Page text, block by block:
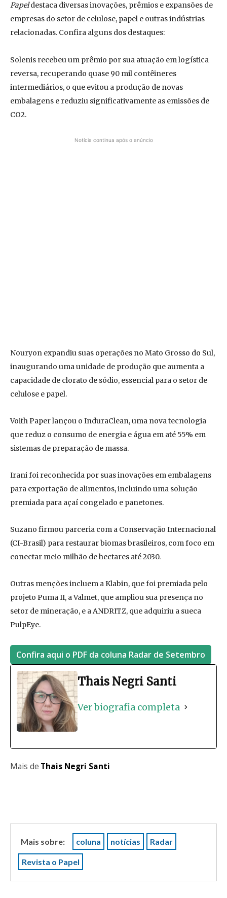
Papeldestaca diversas inovações, prêmios e expansões de
empresas do setor de celulose, papel e outras indústrias
relacionadas. Confira alguns dos destaques:
Solenis recebeu um prêmio por sua atuação em logística
reversa, recuperando quase 90 mil contêineres
intermediários, o que evitou a produção de novas
embalagens e reduziu significativamente as emissões de
CO2.
Notícia continua após o anúncio
Nouryon expandiu suas operações no Mato Grosso do Sul,
inaugurando uma unidade de produção que aumenta a
capacidade de clorato de sódio, essencial para o setor de
celulose e papel.
Voith Paper lançou o InduraClean, uma nova tecnologia
que reduz o consumo de energia e água em até 55% em
sistemas de preparação de massa.
Irani foi reconhecida por suas inovações em embalagens
para exportação de alimentos, incluindo uma solução
premiada para açaí congelado e panetones.
Suzano firmou parceria com a Conservação Internacional
(CI-Brasil) para restaurar biomas brasileiros, com foco em
conectar meio milhão de hectares até 2030.
Outras menções incluem a Klabin, que foi premiada pelo
projeto Puma II, a Valmet, que ampliou sua presença no
setor de mineração, e a ANDRITZ, que adquiriu a sueca
PulpEye​.
Confira aqui o PDF da coluna Radar de Setembro
Thais Negri Santi
Ver biografia completa
Mais de Thais Negri Santi
Mais sobre: coluna notícias Radar
Revista o Papel